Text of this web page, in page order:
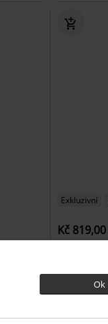
Ok
Exkluzivní
Kč 819,00